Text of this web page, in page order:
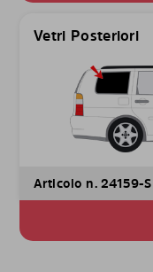
Vetri Posteriori
Articolo n. 24159-S